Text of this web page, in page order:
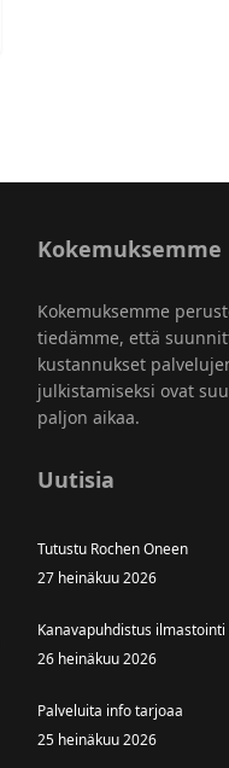
Kokemuksemme
Kokemuksemme
tiedämme, että
kustannukset
julkistamiseksi ovat
paljon aikaa.
Uutisia
Tutustu Rochen Oneen
27 heinäkuu 2026
Kanavapuhdistus ilmastointi
26 heinäkuu 2026
Palveluita info tarjoaa
25 heinäkuu 2026